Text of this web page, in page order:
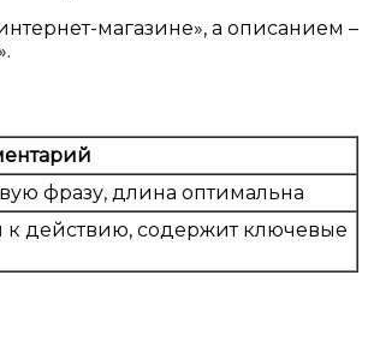
магазине», а описанием –
фразу, длина оптимальна
к действию, содержит ключевые